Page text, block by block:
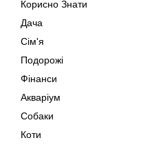
Корисно Знати
Дача
Сім'я
Подорожі
Фінанси
Акваріум
Собаки
Коти